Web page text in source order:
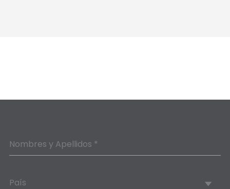
Nombres y Apellidos *
País